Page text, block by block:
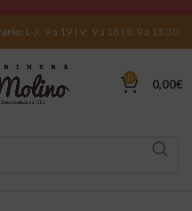
L-J: 9 a 19 | V: 9 a 18 | S: 9 a 13:30
0 0,00€